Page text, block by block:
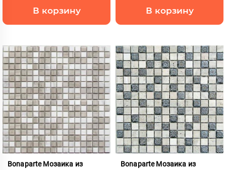
В корзину В корзину
Bonaparte Мозаика из
Bonaparte Мозаика из